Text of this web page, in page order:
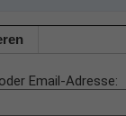
Email-Adresse